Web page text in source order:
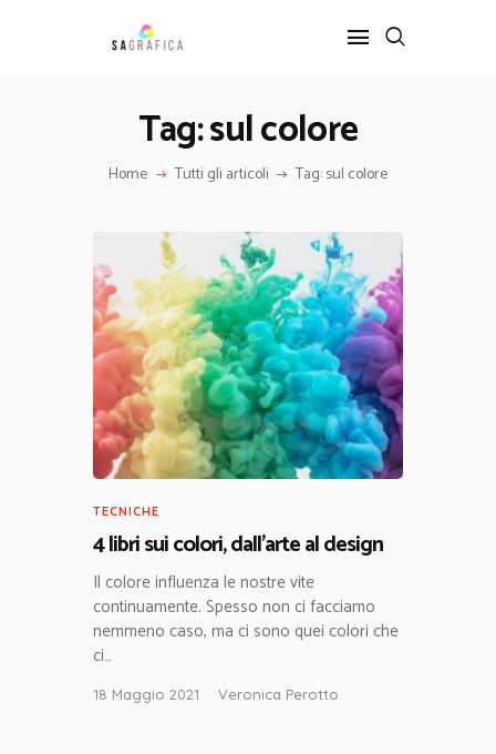
Tag: sul colore
Home Tutti gli articoli Tag: sul colore
GRAFICA
INTERIOR DESIGN
SERVIZI
CONTATTI
TECNICHE
4 libri sui colori, dall’arte al design
Il colore influenza le nostre vite
continuamente. Spesso non ci facciamo
nemmeno caso, ma ci sono quei colori che
ci…
18 Maggio 2021 Veronica Perotto